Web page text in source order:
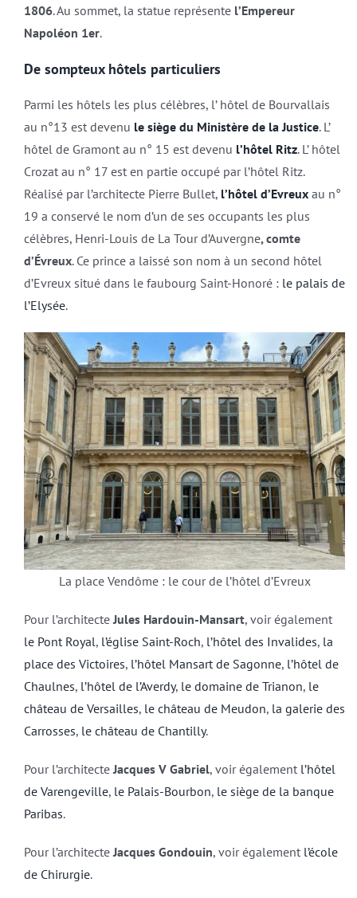
1806. Au sommet, la statue représente l’Empereur
Napoléon 1er.
De sompteux hôtels particuliers
Parmi les hôtels les plus célèbres, l’ hôtel de Bourvallais
au n°13 est devenu le siège du Ministère de la Justice. L’
hôtel de Gramont au n° 15 est devenu l’hôtel Ritz. L’ hôtel
Crozat au n° 17 est en partie occupé par l’hôtel Ritz.
Réalisé par l’architecte Pierre Bullet, l’hôtel d’Evreuxau n°
19 a conservé le nom d’un de ses occupants les plus
célèbres, Henri-Louis de La Tour d’Auvergne, comte
d’Évreux. Ce prince a laissé son nom à un second hôtel
d’Evreux situé dans le faubourg Saint-Honoré : le palais de
l’Elysée.
La place Vendôme : le cour de l’hôtel d’Evreux
Pour l’architecte Jules Hardouin-Mansart, voir également
le Pont Royal, l’église Saint-Roch, l’hôtel des Invalides, la
place des Victoires, l’hôtel Mansart de Sagonne, l’hôtel de
Chaulnes, l’hôtel de l’Averdy, le domaine de Trianon, le
château de Versailles, le château de Meudon, la galerie des
Carrosses, le château de Chantilly.
Pour l’architecte Jacques V Gabriel, voir également l’hôtel
de Varengeville, le Palais-Bourbon, le siège de la banque
Paribas.
Pour l’architecte Jacques Gondouin, voir également l’école
de Chirurgie.